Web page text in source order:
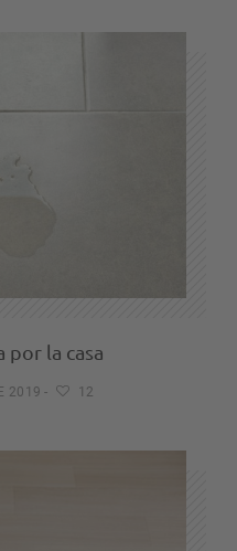
la casa
2019 - 12